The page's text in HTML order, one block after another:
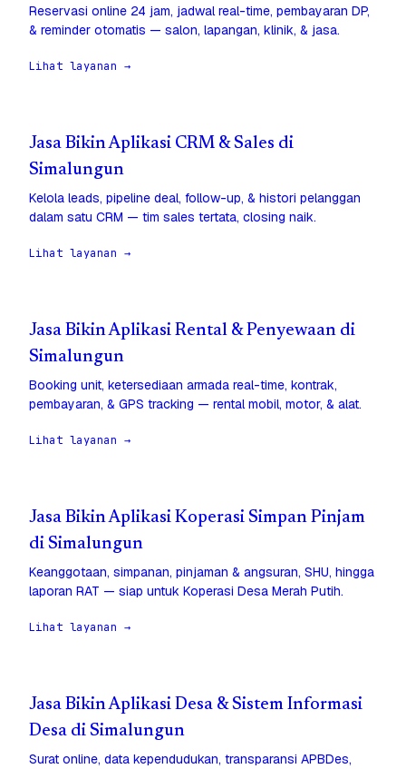
Reservasi online 24 jam, jadwal real-time, pembayaran DP,
& reminder otomatis — salon, lapangan, klinik, & jasa.
Lihat layanan →
Jasa Bikin Aplikasi CRM & Sales di
Simalungun
Kelola leads, pipeline deal, follow-up, & histori pelanggan
dalam satu CRM — tim sales tertata, closing naik.
Lihat layanan →
Jasa Bikin Aplikasi Rental & Penyewaan di
Simalungun
Booking unit, ketersediaan armada real-time, kontrak,
pembayaran, & GPS tracking — rental mobil, motor, & alat.
Lihat layanan →
Jasa Bikin Aplikasi Koperasi Simpan Pinjam
di Simalungun
Keanggotaan, simpanan, pinjaman & angsuran, SHU, hingga
laporan RAT — siap untuk Koperasi Desa Merah Putih.
Lihat layanan →
Jasa Bikin Aplikasi Desa & Sistem Informasi
Desa di Simalungun
Surat online, data kependudukan, transparansi APBDes,